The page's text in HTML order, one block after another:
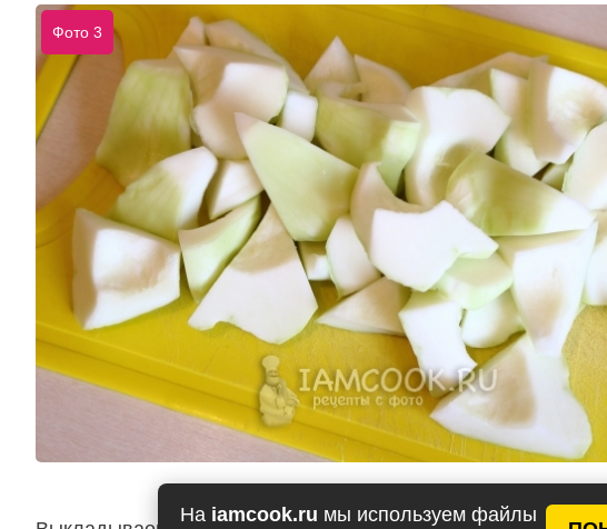
На iamcook.ru мы используем файлы
Фото 3